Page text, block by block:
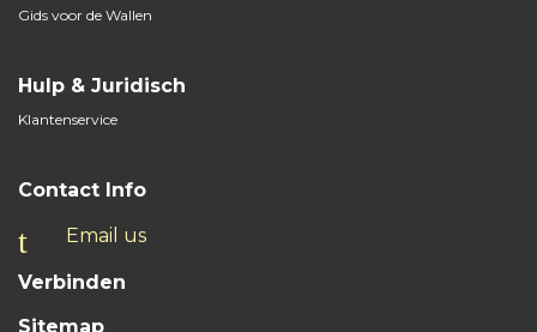
Gids voor de Wallen
Hulp & Juridisch
Klantenservice
Contact Info
Email us
Verbinden
Sitemap